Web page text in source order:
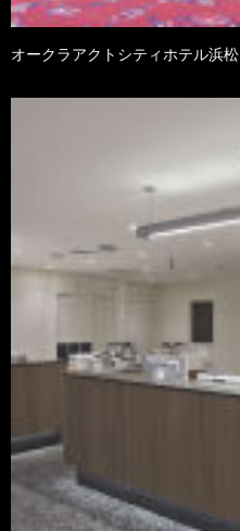
オークラアクトシティホテル浜松